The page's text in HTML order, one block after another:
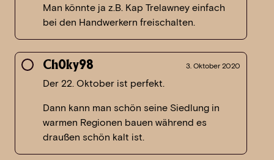
Man könnte ja z.B. Kap Trelawney einfach
bei den Handwerkern freischalten.
Ch0ky98 3. Oktober 2020
Der 22. Oktober ist perfekt.
Dann kann man schön seine Siedlung in
warmen Regionen bauen während es
draußen schön kalt ist.